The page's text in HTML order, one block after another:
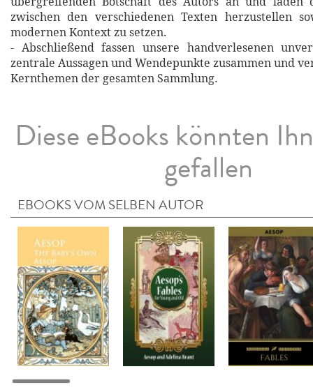
zwischen den verschiedenen Texten herzustellen
modernen Kontext zu setzen.
- Abschließend fassen unsere handverlesenen
zentrale Aussagen und Wendepunkte zusammen und
Kernthemen der gesamten Sammlung.
Diese eBooks könnten
gefallen
EBOOKS VOM SELBEN AUTOR